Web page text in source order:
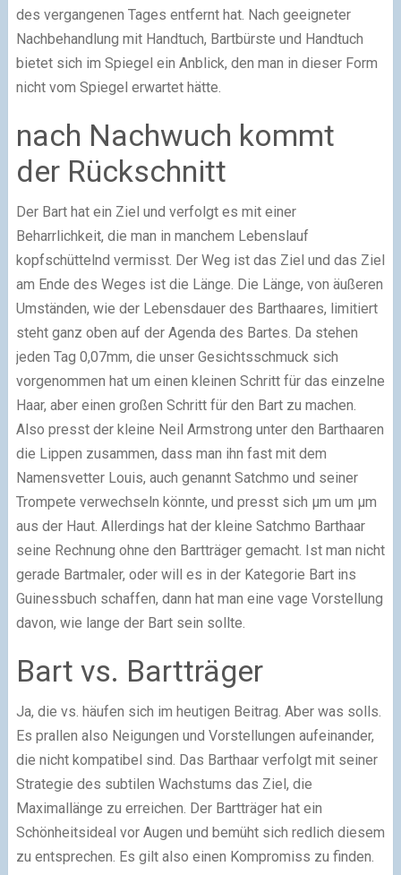
des vergangenen Tages entfernt hat. Nach geeigneter
Nachbehandlung mit Handtuch, Bartbürste und Handtuch
bietet sich im Spiegel ein Anblick, den man in dieser Form
nicht vom Spiegel erwartet hätte.
nach Nachwuch kommt
der Rückschnitt
Der Bart hat ein Ziel und verfolgt es mit einer
Beharrlichkeit, die man in manchem Lebenslauf
kopfschüttelnd vermisst. Der Weg ist das Ziel und das Ziel
am Ende des Weges ist die Länge. Die Länge, von äußeren
Umständen, wie der Lebensdauer des Barthaares, limitiert
steht ganz oben auf der Agenda des Bartes. Da stehen
jeden Tag 0,07mm, die unser Gesichtsschmuck sich
vorgenommen hat um einen kleinen Schritt für das einzelne
Haar, aber einen großen Schritt für den Bart zu machen.
Also presst der kleine Neil Armstrong unter den Barthaaren
die Lippen zusammen, dass man ihn fast mit dem
Namensvetter Louis, auch genannt Satchmo und seiner
Trompete verwechseln könnte, und presst sich µm um µm
aus der Haut. Allerdings hat der kleine Satchmo Barthaar
seine Rechnung ohne den Bartträger gemacht. Ist man nicht
gerade Bartmaler, oder will es in der Kategorie Bart ins
Guinessbuch schaffen, dann hat man eine vage Vorstellung
davon, wie lange der Bart sein sollte.
Bart vs. Bartträger
Ja, die vs. häufen sich im heutigen Beitrag. Aber was solls.
Es prallen also Neigungen und Vorstellungen aufeinander,
die nicht kompatibel sind. Das Barthaar verfolgt mit seiner
Strategie des subtilen Wachstums das Ziel, die
Maximallänge zu erreichen. Der Bartträger hat ein
Schönheitsideal vor Augen und bemüht sich redlich diesem
zu entsprechen. Es gilt also einen Kompromiss zu finden.